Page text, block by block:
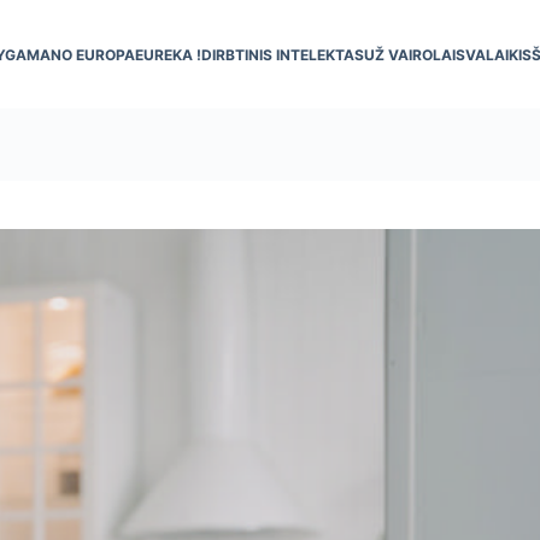
MANO EUROPAEUREKA !DIRBTINIS INTELEKTASUŽ VAIROLAISVALAIKIS